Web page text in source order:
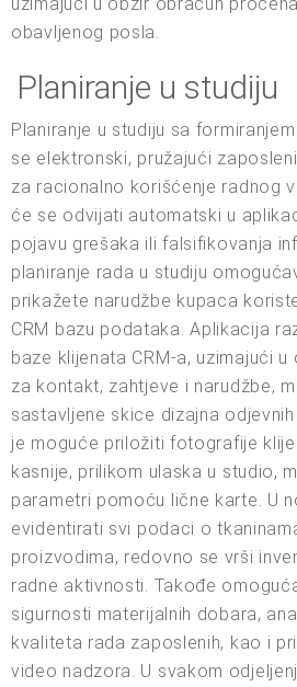
obavljenog posla.
Planiranje u studiju
Planiranje u studiju sa
se elektronski, pružajući
za racionalno korišćenje radnog
će se odvijati automatski u
pojavu grešaka ili falsifikovanja
planiranje rada u studiju
prikažete narudžbe kupaca
CRM bazu podataka. Aplikacija
baze klijenata CRM-a, uzimajući
za kontakt, zahtjeve i narudžbe,
sastavljene skice dizajna
je moguće priložiti fotografije
kasnije, prilikom ulaska u studio,
parametri pomoću lične karte. U
evidentirati svi podaci o
proizvodima, redovno se vrši
radne aktivnosti. Takođe
sigurnosti materijalnih dobara,
kvaliteta rada zaposlenih, kao i
video nadzora. U svakom